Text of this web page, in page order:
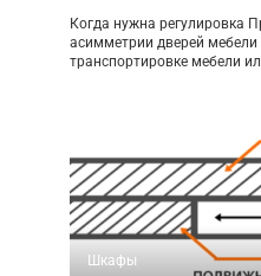
Когда нужна регулировка
асимметрии дверей
транспортировке мебели
Шкафы